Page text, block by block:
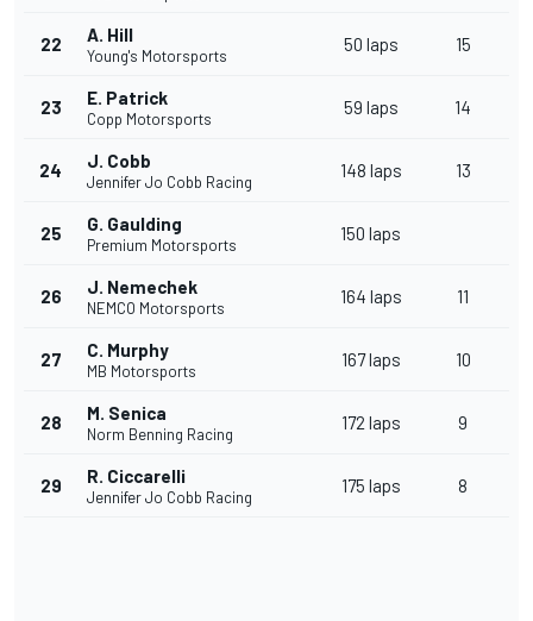
22 A. Hill
Young's Motorsports
50 laps 15
23 E. Patrick
Copp Motorsports
59 laps 14
24 J. Cobb
Jennifer Jo Cobb Racing
148 laps 13
25 G. Gaulding
Premium Motorsports
150 laps
26 J. Nemechek
NEMCO Motorsports
164 laps 11
27 C. Murphy
MB Motorsports
167 laps 10
28 M. Senica
Norm Benning Racing
172 laps 9
29 R. Ciccarelli
Jennifer Jo Cobb Racing
175 laps 8